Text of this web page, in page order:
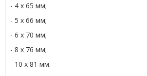
- 4 х 65 мм;
- 5 х 66 мм;
- 6 х 70 мм;
- 8 х 76 мм;
- 10 х 81 мм.